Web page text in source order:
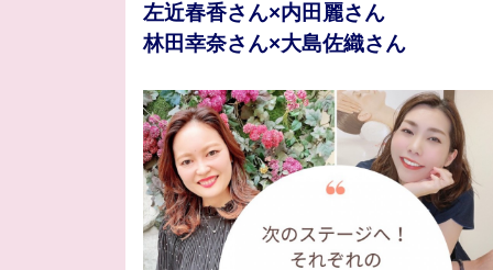
左近春香さん×内田麗さん
林田幸奈さん×大島佐織さん